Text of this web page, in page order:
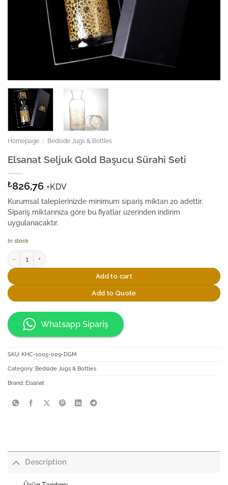
Homepage Bedside Jugs & Bottles
Elsanat Seljuk Gold Başucu Sürahi Seti
₺826,76 +KDV
Kurumsal taleplerinizde minimum sipariş miktarı 20 adettir.
Sipariş miktarınıza göre bu fiyatlar üzerinden indirim
uygulanacaktır.
In stock
Elsanat Seljuk Gold Başucu Sürahi Seti quantity
Add to cart
Add to Quote
Whatsapp Sipariş
SKU: KHC-1005-009-DGM
Category: Bedside Jugs & Bottles
Brand: Elsanat
Description